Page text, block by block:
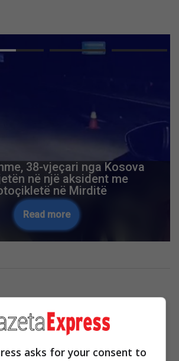
38-vjeçari nga Kosova
në një aksident me
në Mirditë
Read more
asks for your consent to